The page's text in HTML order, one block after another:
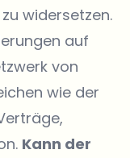
widersetzen.
auf
von
wie der
Kann der